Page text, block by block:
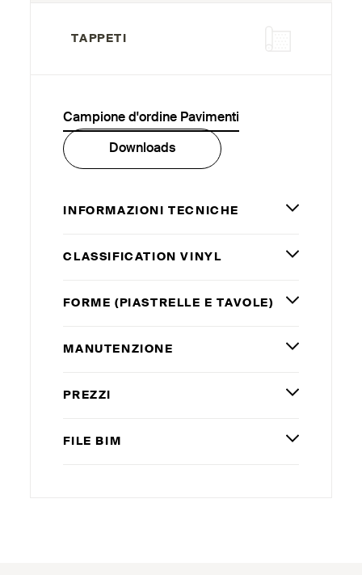
TAPPETI
Campione d'ordine Pavimenti
Downloads
INFORMAZIONI TECNICHE
CLASSIFICATION VINYL
FORME (PIASTRELLE E TAVOLE)
MANUTENZIONE
PREZZI
FILE BIM